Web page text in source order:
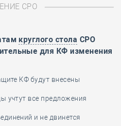
СРО
круглого стола СРО
для КФ изменения
КФ будут внесены
учтут все предложения
и не двинется